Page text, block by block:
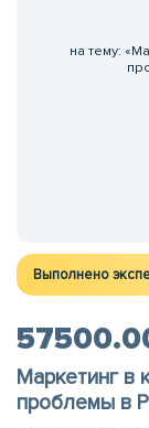
на тему:
Выполнено
Маркетинг в
проблемы в